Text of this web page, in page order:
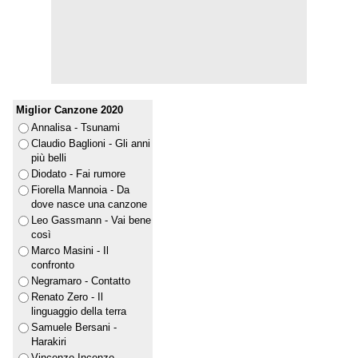
Miglior Canzone 2020
Annalisa - Tsunami
Claudio Baglioni - Gli anni
più belli
Diodato - Fai rumore
Fiorella Mannoia - Da
dove nasce una canzone
Leo Gassmann - Vai bene
così
Marco Masini - Il
confronto
Negramaro - Contatto
Renato Zero - Il
linguaggio della terra
Samuele Bersani -
Harakiri